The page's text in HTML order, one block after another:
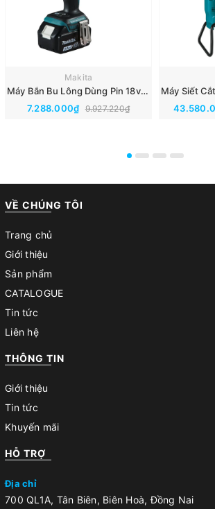
Makita
Máy Bắn Bu Lông Dùng Pin 18v Makita DTW180RFE(BL)
7.288.000₫ 9.927.220₫
VỀ CHÚNG TÔI
Trang chủ
Giới thiệu
Sản phẩm
CATALOGUE
Tin tức
Liên hệ
THÔNG TIN
Giới thiệu
Tin tức
Khuyến mãi
HỖ TRỢ
Địa chỉ
700 QL1A, Tân Biên, Biên Hoà, Đồng Nai